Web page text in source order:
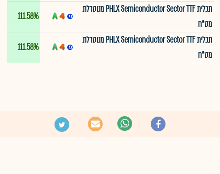
תכלית PHLX Semiconductor Sector TTF מנוטרלת
מט"ח
111.58%
תכלית PHLX Semiconductor Sector TTF מנוטרלת
מט"ח
111.58%